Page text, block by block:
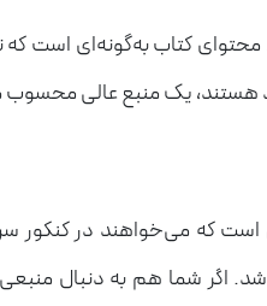
کتاب به‌گونه‌ای است
هستند، یک منبع عالی
است که می‌خواهند در کنکور
اگر شما هم به دنبال